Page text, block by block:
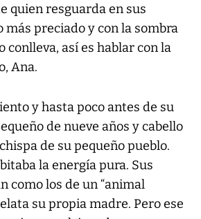
quien resguarda en sus
más preciado y con la sombra
conlleva, así es hablar con la
Ana.
y hasta poco antes de su
de nueve años y cabello
de su pequeño pueblo.
la energía pura. Sus
como los de un “animal
su propia madre. Pero ese